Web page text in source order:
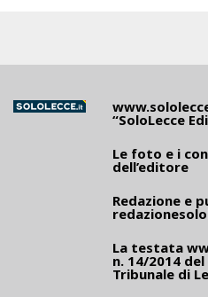
“SoloLecce
Le foto e i
dell’editore
Redazione e
La testata
n. 14/2014
Tribunale di